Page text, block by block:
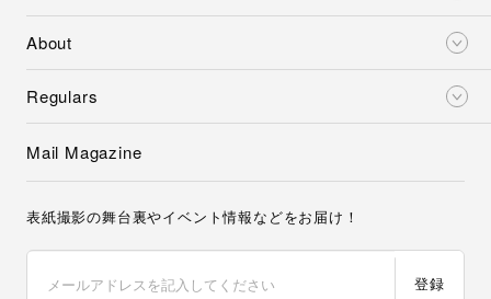
About
Regulars
Mail Magazine
表紙撮影の舞台裏やイベント情報などをお届け！
登録